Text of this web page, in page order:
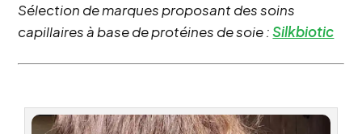
Sélection de marques proposant des soins
capillaires à base de protéines de soie :Silkbiotic